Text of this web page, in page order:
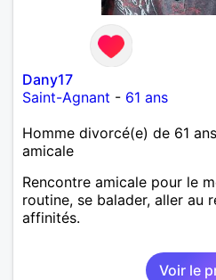
Dany17
Saint-Agnant - 61 ans
Homme divorcé(e) de 61
amicale
Rencontre amicale pour le
routine, se balader, aller au
affinités.
Voir le